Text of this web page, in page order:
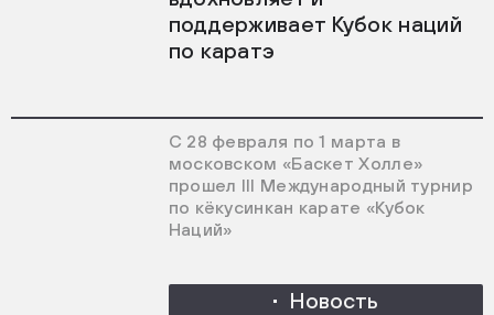
поддерживает Кубок наций
по каратэ
С 28 февраля по 1 марта в
московском «Баскет Холле»
прошел III Международный турнир
по кёкусинкан карате «Кубок
Наций»
Новость